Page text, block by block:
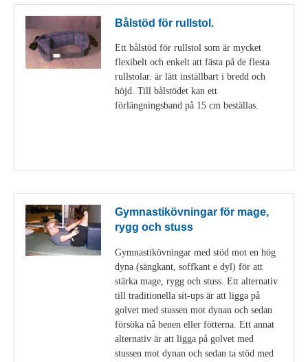
Bålstöd för rullstol.
Ett bålstöd för rullstol som är mycket
flexibelt och enkelt att fästa på de flesta
rullstolar. är lätt inställbart i bredd och
höjd. Till bålstödet kan ett
förlängningsband på 15 cm beställas.
Gymnastikövningar för mage,
rygg och stuss
Gymnastikövningar med stöd mot en hög
dyna (sängkant, soffkant e dyl) för att
stärka mage, rygg och stuss. Ett alternativ
till traditionella sit-ups är att ligga på
golvet med stussen mot dynan och sedan
försöka nå benen eller fötterna. Ett annat
alternativ är att ligga på golvet med
stussen mot dynan och sedan ta stöd med